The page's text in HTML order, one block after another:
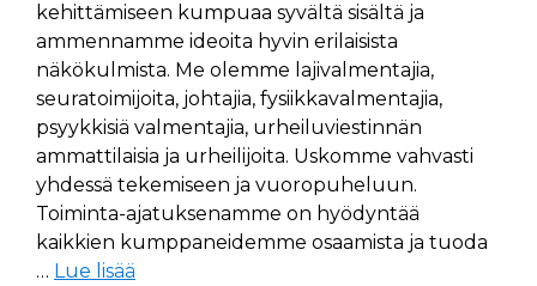
kehittämiseen kumpuaa syvältä sisältä ja
ammennamme ideoita hyvin erilaisista
näkökulmista. Me olemme lajivalmentajia,
seuratoimijoita, johtajia, fysiikkavalmentajia,
psyykkisiä valmentajia, urheiluviestinnän
ammattilaisia ja urheilijoita. Uskomme vahvasti
yhdessä tekemiseen ja vuoropuheluun.
Toiminta-ajatuksenamme on hyödyntää
kaikkien kumppaneidemme osaamista ja tuoda
… Lue lisää